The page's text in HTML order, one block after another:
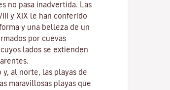
no pasa inadvertida. Las
y XIX le han conferido
y una belleza de un
por cuevas
lados se extienden
y, al norte, las playas de
maravillosas playas que